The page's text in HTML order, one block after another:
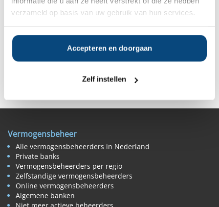
verzameld op basis van uw gebruik van hun services.
Accepteren en doorgaan
Zelf instellen
€15.000
€10.000
€10.000
Deel op LinkedIn
Vermogensbeheer
Alle vermogensbeheerders in Nederland
Private banks
Vermogensbeheerders per regio
Zelfstandige vermogensbeheerders
Online vermogensbeheerders
Algemene banken